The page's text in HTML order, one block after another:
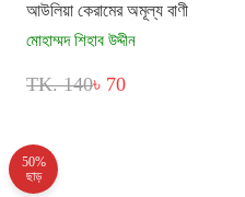
আউলিয়া কেরামের অমূল্য বাণী
মোহাম্মদ শিহাব উদ্দীন
TK. 140৳ 70
50%
ছাড়